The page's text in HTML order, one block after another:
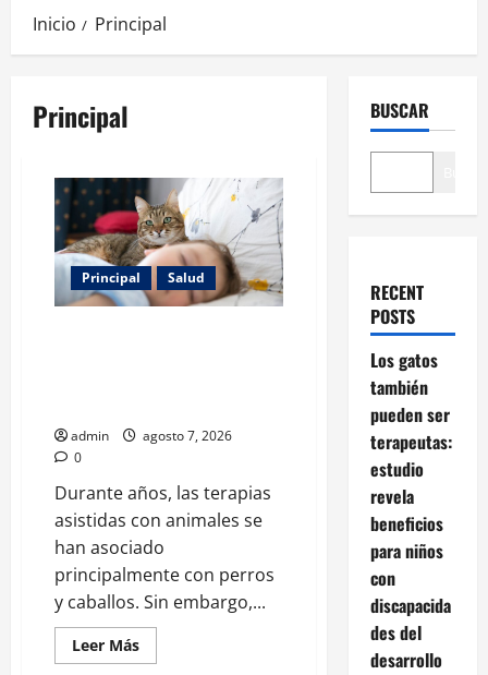
Inicio Principal
Principal
Principal Salud
admin
agosto 7, 2026
0
Durante años, las terapias
asistidas con animales se
han asociado
principalmente con perros
y caballos. Sin embargo,...
Leer MásLeer
más
BUSCAR
RECENT
POSTS
Los gatos
también
pueden ser
terapeutas:
estudio
revela
beneficios
para niños
con
discapacida
des del
desarrollo